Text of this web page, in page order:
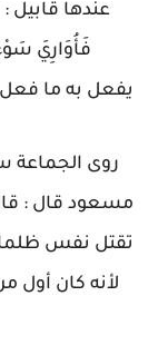
عندها قابيل
يفعل به ما فعل
روى الجماعة
مسعود قال :
تقتل نفس ظلما
لأنه كان أول